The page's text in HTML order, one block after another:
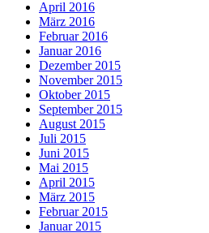
April 2016
März 2016
Februar 2016
Januar 2016
Dezember 2015
November 2015
Oktober 2015
September 2015
August 2015
Juli 2015
Juni 2015
Mai 2015
April 2015
März 2015
Februar 2015
Januar 2015